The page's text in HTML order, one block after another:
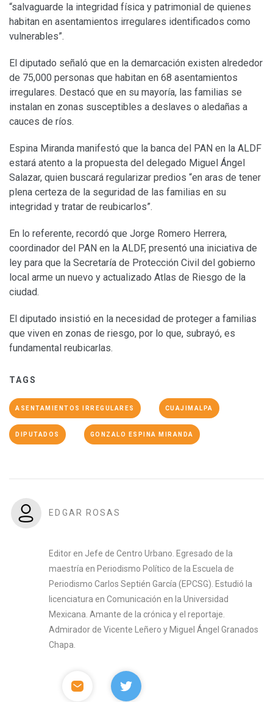
“salvaguarde la integridad física y patrimonial de quienes
habitan en asentamientos irregulares identificados como
vulnerables”.
El diputado señaló que en la demarcación existen alrededor
de 75,000 personas que habitan en 68 asentamientos
irregulares. Destacó que en su mayoría, las familias se
instalan en zonas susceptibles a deslaves o aledañas a
cauces de ríos.
Espina Miranda manifestó que la banca del PAN en la ALDF
estará atento a la propuesta del delegado Miguel Ángel
Salazar, quien buscará regularizar predios “en aras de tener
plena certeza de la seguridad de las familias en su
integridad y tratar de reubicarlos”.
En lo referente, recordó que Jorge Romero Herrera,
coordinador del PAN en la ALDF, presentó una iniciativa de
ley para que la Secretaría de Protección Civil del gobierno
local arme un nuevo y actualizado Atlas de Riesgo de la
ciudad.
El diputado insistió en la necesidad de proteger a familias
que viven en zonas de riesgo, por lo que, subrayó, es
fundamental reubicarlas.
TAGS
ASENTAMIENTOS IRREGULARES CUAJIMALPA
DIPUTADOS GONZALO ESPINA MIRANDA
EDGAR ROSAS
Editor en Jefe de Centro Urbano. Egresado de la
maestría en Periodismo Político de la Escuela de
Periodismo Carlos Septién García (EPCSG). Estudió la
licenciatura en Comunicación en la Universidad
Mexicana. Amante de la crónica y el reportaje.
Admirador de Vicente Leñero y Miguel Ángel Granados
Chapa.